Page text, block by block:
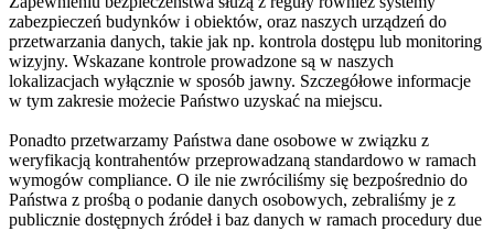
zabezpieczeń budynków i obiektów, oraz naszych urządzeń do
przetwarzania danych, takie jak np. kontrola dostępu lub monitoring
wizyjny. Wskazane kontrole prowadzone są w naszych
lokalizacjach wyłącznie w sposób jawny. Szczegółowe informacje
w tym zakresie możecie Państwo uzyskać na miejscu.
Ponadto przetwarzamy Państwa dane osobowe w związku z
weryfikacją kontrahentów przeprowadzaną standardowo w ramach
wymogów compliance. O ile nie zwróciliśmy się bezpośrednio do
Państwa z prośbą o podanie danych osobowych, zebraliśmy je z
publicznie dostępnych źródeł i baz danych w ramach procedury due